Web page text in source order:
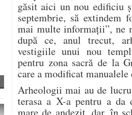
găsit aici un nou edificiu
septembrie, să extindem
mai multe informaţii”, ne
după ce, anul trecut,
vestigiile unui nou
pentru zona sacră de la
care a modificat
Arheologii mai au de
terasa a X-a pentru a da
mare de andezit, dar, în